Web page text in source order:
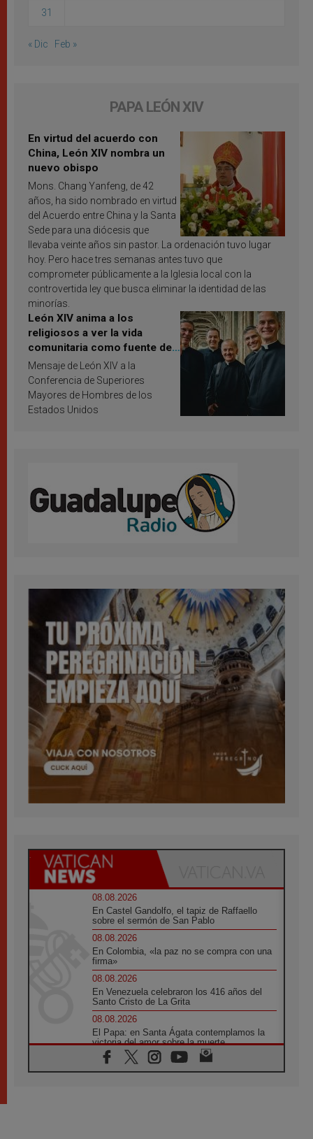
31
« Dic Feb »
PAPA LEÓN XIV
En virtud del acuerdo con
China, León XIV nombra un
nuevo obispo
Mons. Chang Yanfeng, de 42
años, ha sido nombrado en virtud
del Acuerdo entre China y la Santa
Sede para una diócesis que
llevaba veinte años sin pastor. La ordenación tuvo lugar
hoy. Pero hace tres semanas antes tuvo que
comprometer públicamente a la Iglesia local con la
controvertida ley que busca eliminar la identidad de las
minorías.
León XIV anima a los
religiosos a ver la vida
comunitaria como fuente de
inspiración y santificación
Mensaje de León XIV a la
Conferencia de Superiores
Mayores de Hombres de los
Estados Unidos
08.08.2026
En Castel Gandolfo, el tapiz de Raffaello
sobre el sermón de San Pablo
08.08.2026
En Colombia, «la paz no se compra con una
firma»
08.08.2026
En Venezuela celebraron los 416 años del
Santo Cristo de La Grita
08.08.2026
El Papa: en Santa Ágata contemplamos la
victoria del amor sobre la muerte
08.08.2026
León XIV visitará el Santuario de la Madre